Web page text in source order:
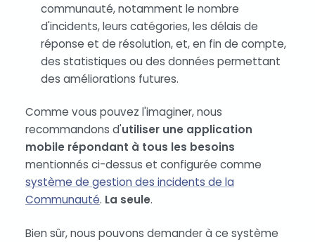
communauté, notamment le nombre
d'incidents, leurs catégories, les délais de
réponse et de résolution, et, en fin de compte,
des statistiques ou des données permettant
des améliorations futures.
Comme vous pouvez l'imaginer, nous
recommandons d'utiliser une application
mobile répondant à tous les besoins
mentionnés ci-dessus et configurée comme
système de gestion des incidents de la
Communauté. La seule.
Bien sûr, nous pouvons demander à ce système